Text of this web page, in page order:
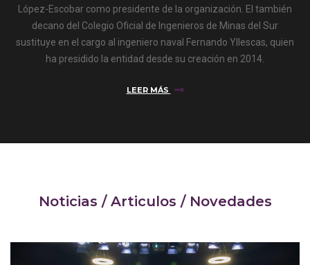
López-Escobar como presidente de la organización. El también
decano del Colegio Oficial de Ingenieros de Minas del Sur
sustituye en el cargo al ingeniero naval Fernando Yllescas, quien
ha presidido la entidad desde su creación en 2014.
LEER MÁS
Noticias / Articulos / Novedades